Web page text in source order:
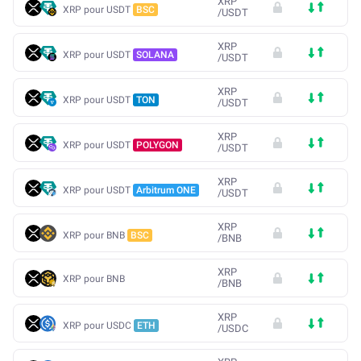
XRP pour USDT BSC
/USDT
XRP pour USDT SOLANA
XRP
/USDT
XRP pour USDT TON
XRP
/USDT
XRP pour USDT POLYGON
XRP
/USDT
XRP pour USDT Arbitrum ONE
XRP
/USDT
XRP pour BNB BSC
XRP
/BNB
XRP pour BNB
XRP
/BNB
XRP pour USDC ETH
XRP
/USDC